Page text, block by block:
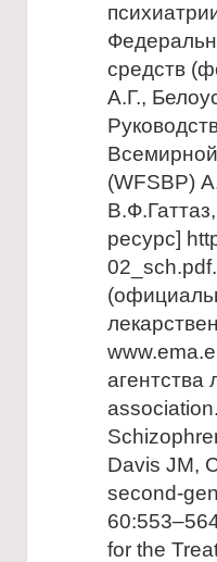
средств
А.Г.,
(WFSBP)
ресурс]
агентства
Davis JM,
second-
for the